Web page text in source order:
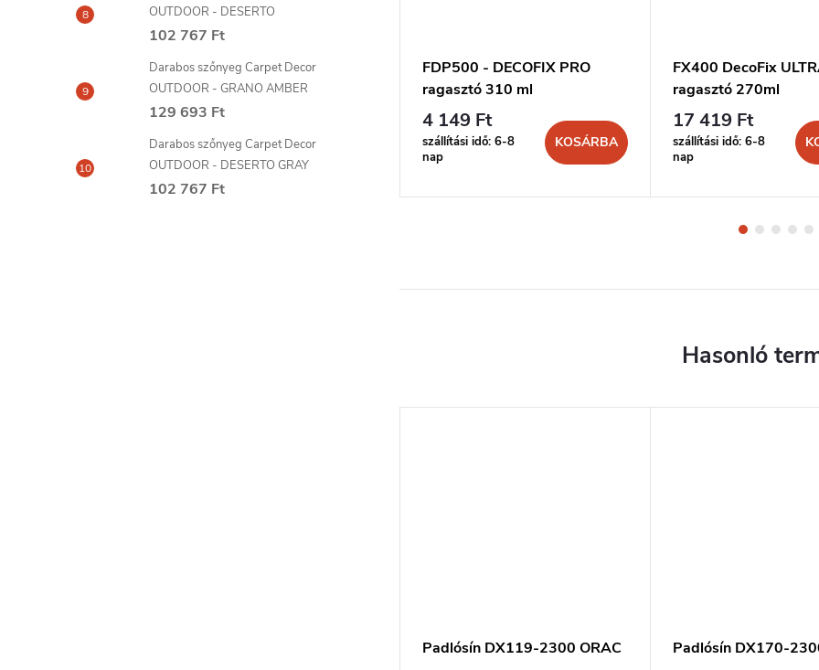
OUTDOOR - DESERTO
102 767 Ft
Darabos szőnyeg Carpet Decor
OUTDOOR - GRANO AMBER
129 693 Ft
Darabos szőnyeg Carpet Decor
OUTDOOR - DESERTO GRAY
102 767 Ft
FIX ALL TURBO ragasztó
290ml SOUDAL
5 298 Ft
szállítási idő: 6-8
nap
KOSÁRBA
FDP500 - DECOFIX PRO
ragasztó 310 ml
4 149 Ft
szállítási idő: 6-8
nap
KOSÁRBA
FX400 DecoFix
ragasztó 270ml
17 419 Ft
szállítási idő: 6-8
nap
Padlósín DX119-2300 ORAC Padlósín DX170-